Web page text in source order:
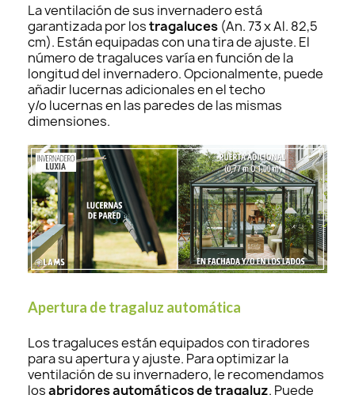
La ventilación de sus invernadero está
garantizada por lostragaluces (An. 73 x Al. 82,5
cm). Están equipadas con una tira de ajuste. El
número de tragaluces varía en función de la
longitud del invernadero. Opcionalmente, puede
añadir lucernas adicionales en el techo
y/o lucernas en las paredes de las mismas
dimensiones.
Apertura de tragaluz automática
Los tragaluces están equipados con tiradores
para su apertura y ajuste. Para optimizar la
ventilación de su invernadero, le recomendamos
losabridores automáticos de tragaluz. Puede